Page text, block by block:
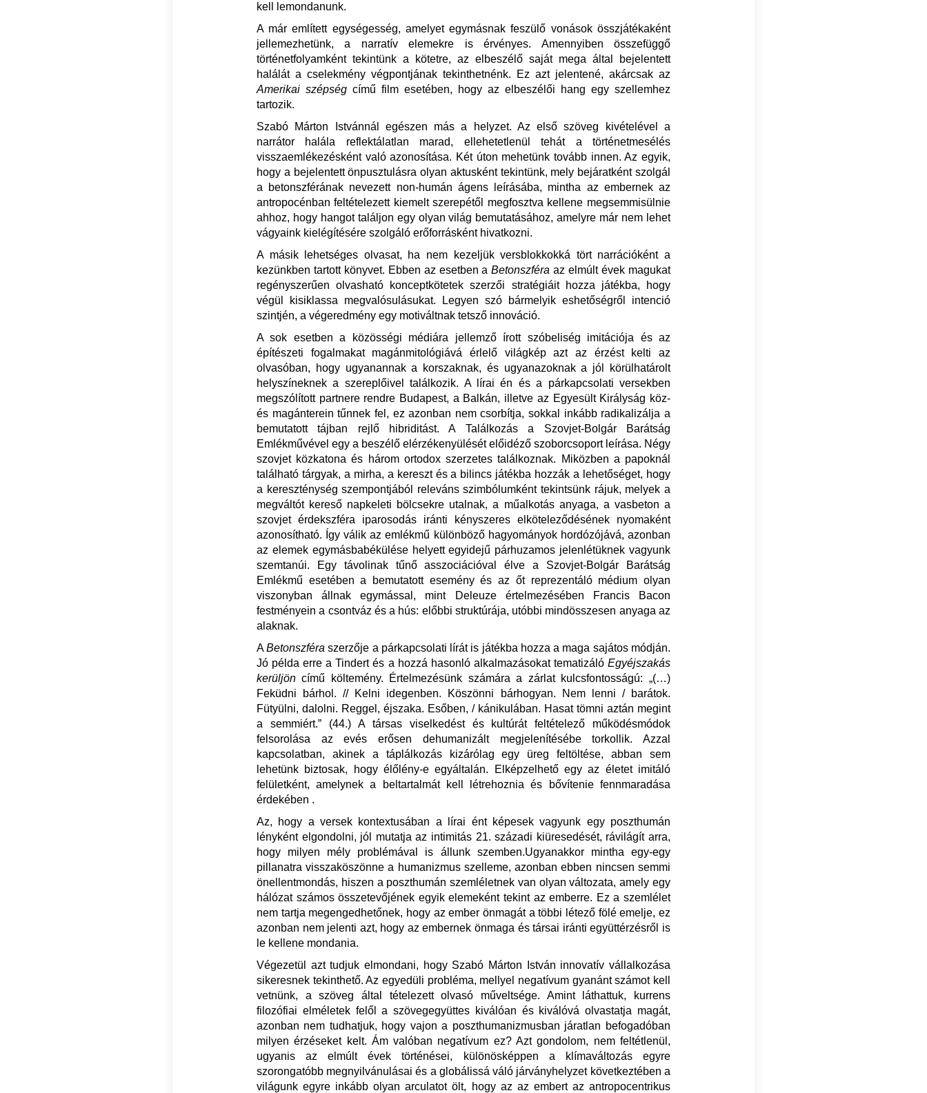
kell lemondanunk.
A már említett egységesség, amelyet egymásnak feszülő vonások összjátékaként
jellemezhetünk, a narratív elemekre is érvényes. Amennyiben összefüggő
történetfolyamként tekintünk a kötetre, az elbeszélő saját mega által bejelentett
halálát a cselekmény végpontjának tekinthetnénk. Ez azt jelentené, akárcsak az
Amerikai szépségcímű film esetében, hogy az elbeszélői hang egy szellemhez
tartozik.
Szabó Márton Istvánnál egészen más a helyzet. Az első szöveg kivételével a
narrátor halála reflektálatlan marad, ellehetetlenül tehát a történetmesélés
visszaemlékezésként való azonosítása. Két úton mehetünk tovább innen. Az egyik,
hogy a bejelentett önpusztulásra olyan aktusként tekintünk, mely bejáratként szolgál
a betonszférának nevezett non-humán ágens leírásába, mintha az embernek az
antropocénban feltételezett kiemelt szerepétől megfosztva kellene megsemmisülnie
ahhoz, hogy hangot találjon egy olyan világ bemutatásához, amelyre már nem lehet
vágyaink kielégítésére szolgáló erőforrásként hivatkozni.
A másik lehetséges olvasat, ha nem kezeljük versblokkokká tört narrációként a
kezünkben tartott könyvet. Ebben az esetben aBetonszféra az elmúlt évek magukat
regényszerűen olvasható konceptkötetek szerzői stratégiáit hozza játékba, hogy
végül kisiklassa megvalósulásukat. Legyen szó bármelyik eshetőségről intenció
szintjén, a végeredmény egy motiváltnak tetsző innováció.
A sok esetben a közösségi médiára jellemző írott szóbeliség imitációja és az
építészeti fogalmakat magánmitológiává érlelő világkép azt az érzést kelti az
olvasóban, hogy ugyanannak a korszaknak, és ugyanazoknak a jól körülhatárolt
helyszíneknek a szereplőivel találkozik. A lírai én és a párkapcsolati versekben
megszólított partnere rendre Budapest, a Balkán, illetve az Egyesült Királyság köz-
és magánterein tűnnek fel, ez azonban nem csorbítja, sokkal inkább radikalizálja a
bemutatott tájban rejlő hibriditást. A Találkozás a Szovjet-Bolgár Barátság
Emlékművével egy a beszélő elérzékenyülését előidéző szoborcsoport leírása. Négy
szovjet közkatona és három ortodox szerzetes találkoznak. Miközben a papoknál
található tárgyak, a mirha, a kereszt és a bilincs játékba hozzák a lehetőséget, hogy
a kereszténység szempontjából releváns szimbólumként tekintsünk rájuk, melyek a
megváltót kereső napkeleti bölcsekre utalnak, a műalkotás anyaga, a vasbeton a
szovjet érdekszféra iparosodás iránti kényszeres elköteleződésének nyomaként
azonosítható. Így válik az emlékmű különböző hagyományok hordózójává, azonban
az elemek egymásbabékülése helyett egyidejű párhuzamos jelenlétüknek vagyunk
szemtanúi. Egy távolinak tűnő asszociációval élve a Szovjet-Bolgár Barátság
Emlékmű esetében a bemutatott esemény és az őt reprezentáló médium olyan
viszonyban állnak egymással, mint Deleuze értelmezésében Francis Bacon
festményein a csontváz és a hús: előbbi struktúrája, utóbbi mindösszesen anyaga az
alaknak.
ABetonszféra szerzője a párkapcsolati lírát is játékba hozza a maga sajátos módján.
Jó példa erre a Tindert és a hozzá hasonló alkalmazásokat tematizáló Egyéjszakás
kerüljöncímű költemény. Értelmezésünk számára a zárlat kulcsfontosságú: „(…)
Feküdni bárhol. // Kelni idegenben. Köszönni bárhogyan. Nem lenni / barátok.
Fütyülni, dalolni. Reggel, éjszaka. Esőben, / kánikulában. Hasat tömni aztán megint
a semmiért.” (44.) A társas viselkedést és kultúrát feltételező működésmódok
felsorolása az evés erősen dehumanizált megjelenítésébe torkollik. Azzal
kapcsolatban, akinek a táplálkozás kizárólag egy üreg feltöltése, abban sem
lehetünk biztosak, hogy élőlény-e egyáltalán. Elképzelhető egy az életet imitáló
felületként, amelynek a beltartalmát kell létrehoznia és bővítenie fennmaradása
érdekében .
Az, hogy a versek kontextusában a lírai ént képesek vagyunk egy poszthumán
lényként elgondolni, jól mutatja az intimitás 21. századi kiüresedését, rávilágít arra,
hogy milyen mély problémával is állunk szemben.Ugyanakkor mintha egy-egy
pillanatra visszaköszönne a humanizmus szelleme, azonban ebben nincsen semmi
önellentmondás, hiszen a poszthumán szemléletnek van olyan változata, amely egy
hálózat számos összetevőjének egyik elemeként tekint az emberre. Ez a szemlélet
nem tartja megengedhetőnek, hogy az ember önmagát a többi létező fölé emelje, ez
azonban nem jelenti azt, hogy az embernek önmaga és társai iránti együttérzésről is
le kellene mondania.
Végezetül azt tudjuk elmondani, hogy Szabó Márton István innovatív vállalkozása
sikeresnek tekinthető. Az egyedüli probléma, mellyel negatívum gyanánt számot kell
vetnünk, a szöveg által tételezett olvasó műveltsége. Amint láthattuk, kurrens
filozófiai elméletek felől a szövegegyüttes kiválóan és kiválóvá olvastatja magát,
azonban nem tudhatjuk, hogy vajon a poszthumanizmusban járatlan befogadóban
milyen érzéseket kelt. Ám valóban negatívum ez? Azt gondolom, nem feltétlenül,
ugyanis az elmúlt évek történései, különösképpen a klímaváltozás egyre
szorongatóbb megnyilvánulásai és a globálissá váló járványhelyzet következtében a
világunk egyre inkább olyan arculatot ölt, hogy az az embert az antropocentrikus